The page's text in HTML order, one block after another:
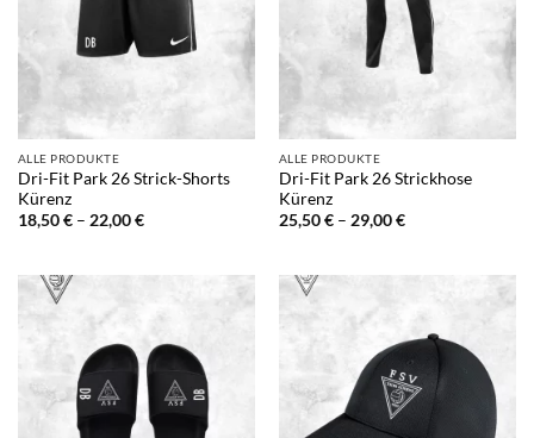
ALLE PRODUKTE
Dri-Fit Park 26 Strick-Shorts
Kürenz
18,50€ – 22,00€Preisspanne:
ALLE PRODUKTE
Dri-Fit Park 26 Strickhose
Kürenz
25,50€ – 29,00€Preisspanne: